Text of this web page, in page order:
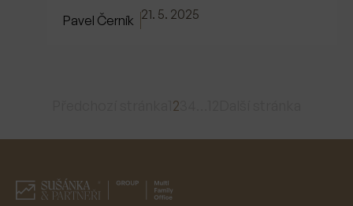
Pavel Černík 21. 5. 2025
2